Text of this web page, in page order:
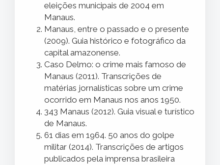
eleições municipais de 2004 em
Manaus.
Manaus, entre o passado e o presente
(2009). Guia histórico e fotográfico da
capital amazonense.
Caso Delmo: o crime mais famoso de
Manaus (2011). Transcrições de
matérias jornalísticas sobre um crime
ocorrido em Manaus nos anos 1950.
343 Manaus (2012). Guia visual e turístico
de Manaus.
61 dias em 1964. 50 anos do golpe
militar (2014). Transcrições de artigos
publicados pela imprensa brasileira